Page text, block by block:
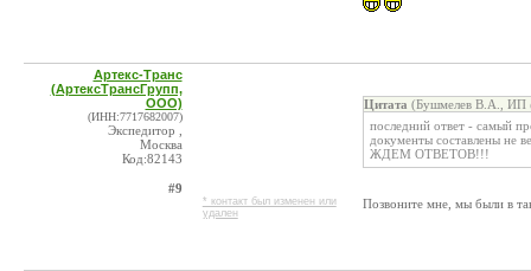
Артекс-Транс
(АртексТрансГрупп,
ООО)
(ИНН:7717682007)
Экспедитор ,
Москва
Код:82143
#9
* контакт был изменен или
удален
Цитата (Бушмелев В.А., ИП
последний ответ - самый
документы составлены не
ЖДЕМ ОТВЕТОВ!!!
Позвоните мне, мы были в